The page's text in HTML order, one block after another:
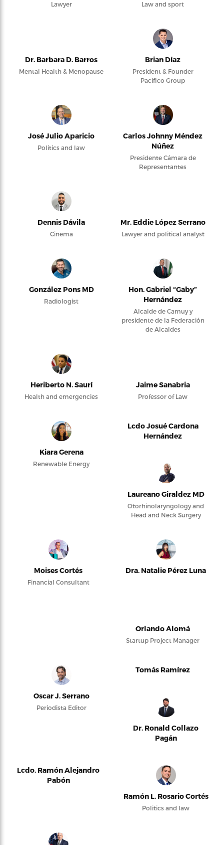
Lawyer Law and sport
Dr. Barbara D. Barros
Mental Health & Menopause
Brian Díaz
President & Founder
Pacifico Group
José Julio Aparicio
Politics and law
Carlos Johnny Méndez
Núñez
Presidente Cámara de
Representantes
Dennis Dávila
Cinema
Mr. Eddie López Serrano
Lawyer and political analyst
González Pons MD
Radiologist
Hon. Gabriel “Gaby”
Hernández
Alcalde de Camuy y
presidente de la Federación
de Alcaldes
Heriberto N. Saurí
Health and emergencies
Jaime Sanabria
Professor of Law
Kiara Gerena
Renewable Energy
Lcdo Josué Cardona
Hernández
Laureano Giraldez MD
Otorhinolaryngology and
Head and Neck Surgery
Moises Cortés
Financial Consultant
Dra. Natalie Pérez Luna
Orlando Alomá
Startup Project Manager
Oscar J. Serrano
Periodista Editor
Tomás Ramírez
Dr. Ronald Collazo
Pagán
Lcdo. Ramón Alejandro
Pabón
Ramón L. Rosario Cortés
Politics and law